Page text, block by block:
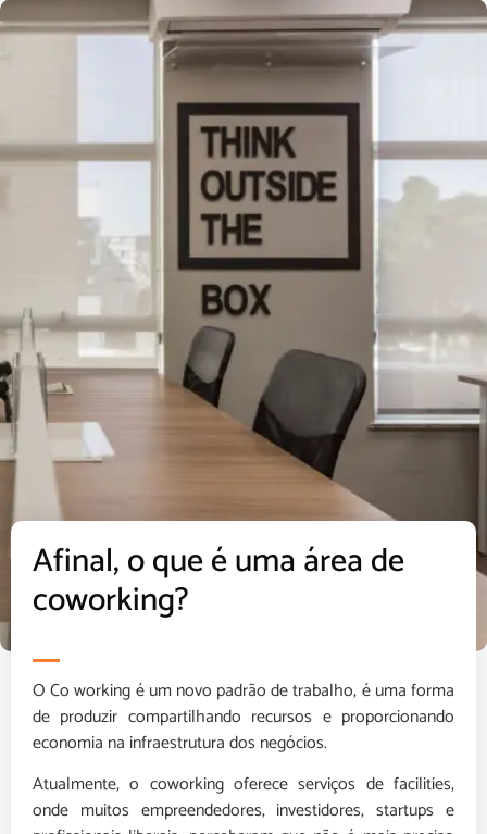
Afinal, o que é uma área de
coworking?
O Co working é um novo padrão de trabalho, é uma forma
de produzir compartilhando recursos e proporcionando
economia na infraestrutura dos negócios.
Atualmente, o coworking oferece serviços de facilities,
onde muitos empreendedores, investidores, startups e